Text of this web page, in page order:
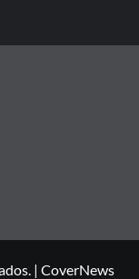
| CoverNews